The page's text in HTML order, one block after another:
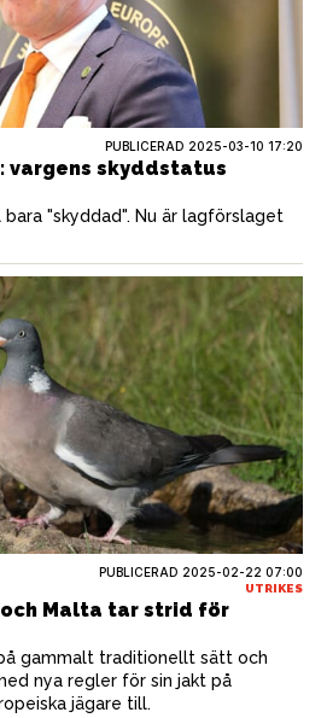
PUBLICERAD 2025-03-10 17:20
vargens skyddstatus
"skyddad". Nu är lagförslaget
PUBLICERAD 2025-02-22 07:00
UTRIKES
Malta tar strid för
gammalt traditionellt sätt och
nya regler för sin jakt på
jägare till.